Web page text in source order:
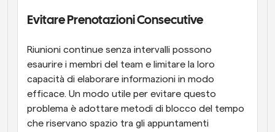
Evitare Prenotazioni Consecutive
Riunioni continue senza intervalli possono
esaurire i membri del team e limitare la loro
capacità di elaborare informazioni in modo
efficace. Un modo utile per evitare questo
problema è adottare metodi di blocco del tempo
che riservano spazio tra gli appuntamenti